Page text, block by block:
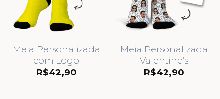
Meia Personalizada
com Logo
R$42,90
Meia Personalizada
Valentine’s
R$42,90